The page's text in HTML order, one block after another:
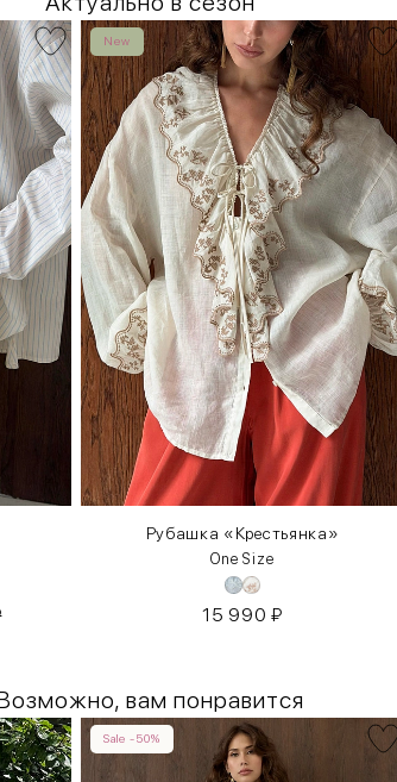
New
Рубашка «Крестьянка»
One Size
15 990₽
вам понравится
Sale -50%